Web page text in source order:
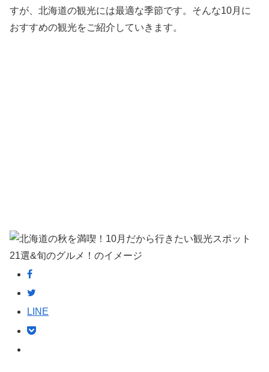
すが、北海道の観光には最適な季節です。そんな10月に
おすすめの観光をご紹介していきます。
LINE